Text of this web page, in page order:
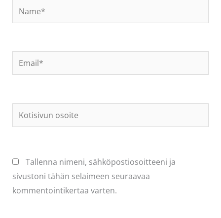
Name*
Email*
Kotisivun
osoite
Tallenna nimeni, sähköpostiosoitteeni ja
sivustoni tähän selaimeen seuraavaa
kommentointikertaa varten.